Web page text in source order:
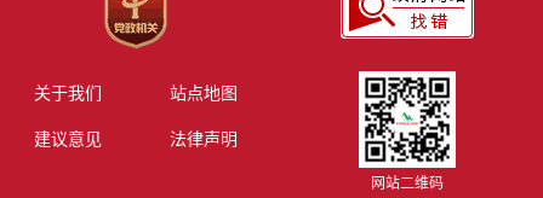
关于我们 站点地图
建议意见 法律声明
网站二维码